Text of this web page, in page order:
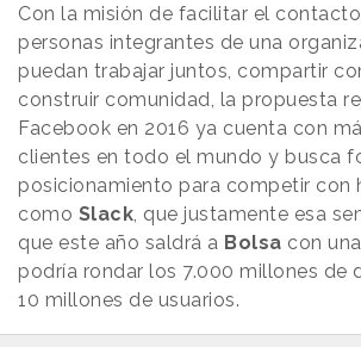
Con la misión de facilitar el
personas integrantes de una
puedan trabajar juntos, compartir
construir comunidad, la propuesta
Facebook en 2016 ya cuenta con
clientes en todo el mundo y busca
posicionamiento para competir con
como Slack , que justamente esa
que este año saldrá a Bolsa con
podría rondar los 7.000 millones de
10 millones de usuarios.